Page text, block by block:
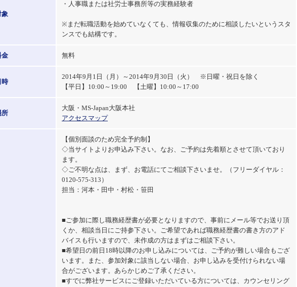
象
・人事職または社労士事務所等の実務経験者
※まだ転職活動を始めていなくても、情報収集のために相談したいというスタ
ンスでも結構です。
金 無料
時
2014年9月1日（月）～2014年9月30日（火） ※日曜・祝日を除く
【平日】10:00～19:00 【土曜】10:00～17:00
所
大阪・MS-Japan大阪本社
アクセスマップ
【個別面談のため完全予約制】
◇当サイトよりお申込み下さい。なお、ご予約は先着順とさせて頂いており
ます。
◇ご不明な点は、まず、お電話にてご相談下さいませ。（フリーダイヤル：
0120-575-313）
担当：河本・田中・村松・笹田
■ご参加に際し職務経歴書が必要となりますので、事前にメール等でお送り頂
くか、相談当日にご持参下さい。ご希望であれば職務経歴書の書き方のアド
バイスも行いますので、未作成の方はまずはご相談下さい。
■希望日の前日18時以降のお申し込みについては、ご予約が難しい場合もござ
います。また、参加対象に該当しない場合、お申し込みを受付けられない場
合がございます。あらかじめご了承ください。
■すでに弊社サービスにご登録いただいている方については、カウンセリング